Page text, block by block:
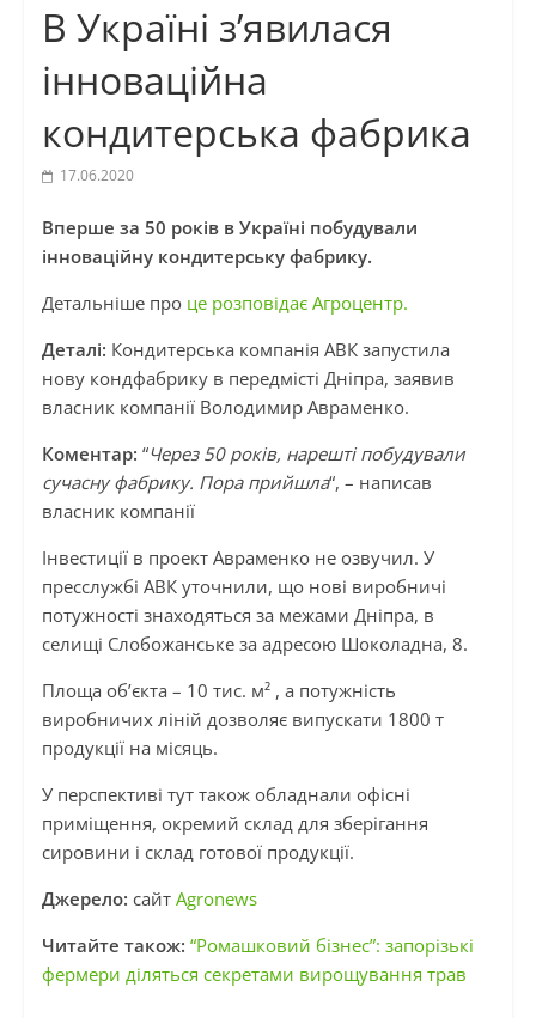
В Україні з’явилася
інноваційна
кондитерська фабрика
17.06.2020
Вперше за 50 років в Україні побудували
інноваційну кондитерську фабрику.
Детальніше про це розповідає Агроцентр.
Деталі: Кондитерська компанія АВК запустила
нову кондфабрику в передмісті Дніпра, заявив
власник компанії Володимир Авраменко.
Коментар: “Через 50 років, нарешті побудували
сучасну фабрику. Пора прийшла“, – написав
власник компанії
Інвестиції в проект Авраменко не озвучил. У
пресслужбі АВК уточнили, що нові виробничі
потужності знаходяться за межами Дніпра, в
селищі Слобожанське за адресою Шоколадна, 8.
Площа об’єкта – 10 тис. м² , а потужність
виробничих ліній дозволяє випускати 1800 т
продукції на місяць.
У перспективі тут також обладнали офісні
приміщення, окремий склад для зберігання
сировини і склад готової продукції.
Джерело: сайт Agronews
Читайте також: “Ромашковий бізнес”: запорізькі
фермери діляться секретами вирощування трав